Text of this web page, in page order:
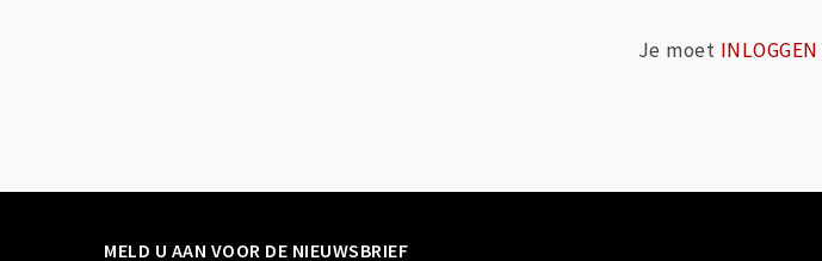
Je moet INLOGGEN
MELD U AAN VOOR DE NIEUWSBRIEF